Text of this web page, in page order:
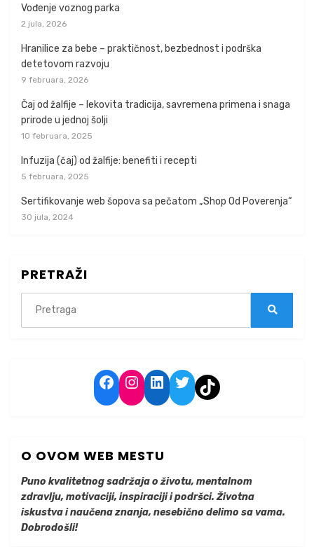
Vođenje voznog parka
2 jula, 2026
Hranilice za bebe – praktičnost, bezbednost i podrška
detetovom razvoju
9 februara, 2026
Čaj od žalfije – lekovita tradicija, savremena primena i snaga
prirode u jednoj šolji
10 februara, 2025
Infuzija (čaj) od žalfije: benefiti i recepti
5 februara, 2025
Sertifikovanje web šopova sa pečatom „Shop Od Poverenja“
30 jula, 2024
PRETRAŽI
for:
Facebook
Instagram
LinkedIn
TwitterTikTok
O OVOM WEB MESTU
Puno kvalitetnog sadržaja o životu, mentalnom
zdravlju, motivaciji, inspiraciji i podršci. Životna
iskustva i naučena znanja, nesebično delimo sa vama.
Dobrodošli!